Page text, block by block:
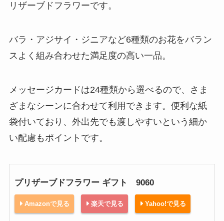
リザーブドフラワーです。
バラ・アジサイ・ジニアなど6種類のお花をバラン
スよく組み合わせた満足度の高い一品。
メッセージカードは24種類から選べるので、さま
ざまなシーンに合わせて利用できます。便利な紙
袋付いており、外出先でも渡しやすいという細か
い配慮もポイントです。
プリザーブドフラワー ギフト 9060
Amazonで見る 楽天で見る Yahoo!で見る